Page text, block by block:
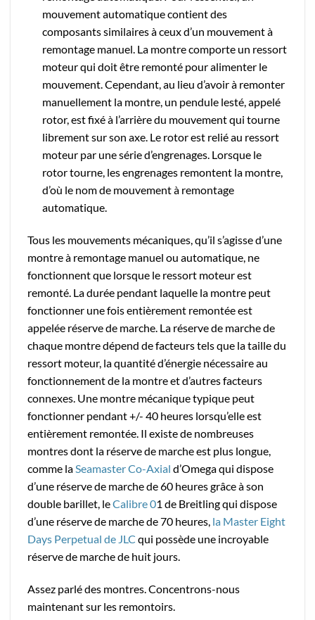
mouvement automatique contient des
composants similaires à ceux d’un mouvement à
remontage manuel. La montre comporte un ressort
moteur qui doit être remonté pour alimenter le
mouvement. Cependant, au lieu d’avoir à remonter
manuellement la montre, un pendule lesté, appelé
rotor, est fixé à l’arrière du mouvement qui tourne
librement sur son axe. Le rotor est relié au ressort
moteur par une série d’engrenages. Lorsque le
rotor tourne, les engrenages remontent la montre,
d’où le nom de mouvement à remontage
automatique.
Tous les mouvements mécaniques, qu’il s’agisse d’une
montre à remontage manuel ou automatique, ne
fonctionnent que lorsque le ressort moteur est
remonté. La durée pendant laquelle la montre peut
fonctionner une fois entièrement remontée est
appelée réserve de marche. La réserve de marche de
chaque montre dépend de facteurs tels que la taille du
ressort moteur, la quantité d’énergie nécessaire au
fonctionnement de la montre et d’autres facteurs
connexes. Une montre mécanique typique peut
fonctionner pendant +/- 40 heures lorsqu’elle est
entièrement remontée. Il existe de nombreuses
montres dont la réserve de marche est plus longue,
comme la Seamaster Co-Axial d’Omega qui dispose
d’une réserve de marche de 60 heures grâce à son
double barillet, leCalibre 01 de Breitling qui dispose
d’une réserve de marche de 70 heures, la Master Eight
Days Perpetual de JLC qui possède une incroyable
réserve de marche de huit jours.
Assez parlé des montres. Concentrons-nous
maintenant sur les remontoirs.